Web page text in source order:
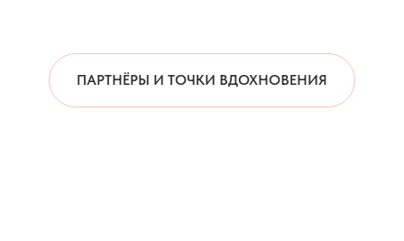
ПАРТНЁРЫ И ТОЧКИ ВДОХНОВЕНИЯ